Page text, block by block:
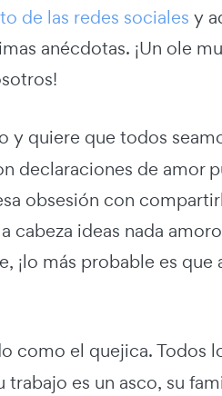
de las redes sociales y
anécdotas. ¡Un ole
y quiere que todos
declaraciones de amor
obsesión con
cabeza ideas nada
¡lo más probable es
como el quejica. Todos
trabajo es un asco, su